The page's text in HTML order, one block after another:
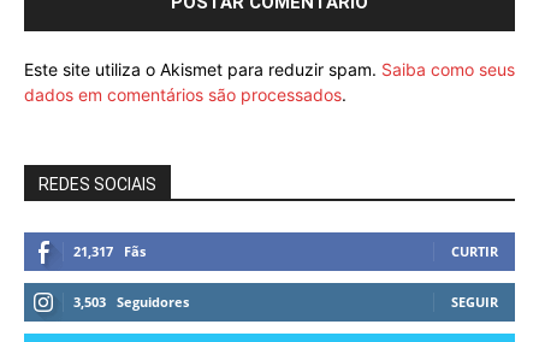
Este site utiliza o Akismet para reduzir spam. Saiba como seus
dados em comentários são processados.
REDES SOCIAIS
21,317 Fãs CURTIR
3,503 Seguidores SEGUIR